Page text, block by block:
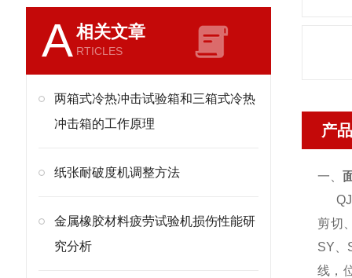
A相关文章
RTICLES
两箱式冷热冲击试验箱和三箱式冷热
冲击箱的工作原理
纸张耐破度机调整方法
金属橡胶材料疲劳试验机损伤性能研
究分析
产
一、
剪切
SY、
线，